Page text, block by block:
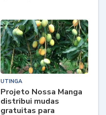
UTINGA
Projeto Nossa Manga
distribui mudas
gratuitas para